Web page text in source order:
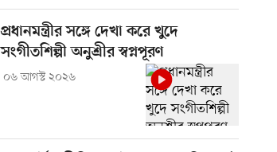
প্রধানমন্ত্রীর সঙ্গে দেখা করে খুদে
সংগীতশিল্পী অনুশ্রীর স্বপ্নপূরণ
০৬ আগস্ট ২০২৬